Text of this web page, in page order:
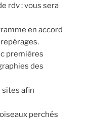
rdv : vous sera
en accord
premières
des
sites afin
perchés